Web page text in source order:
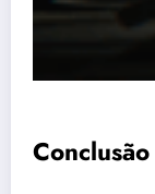
Conclusão